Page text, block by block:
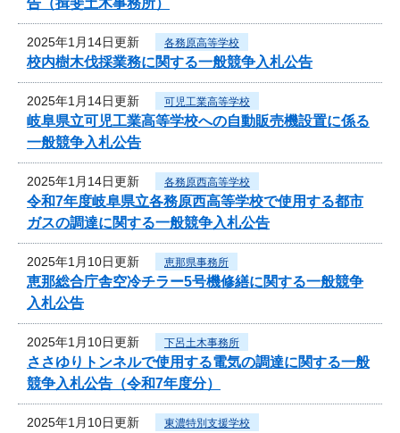
2025年1月14日更新 各務原高等学校
校内樹木伐採業務に関する一般競争入札公告
2025年1月14日更新 可児工業高等学校
岐阜県立可児工業高等学校への自動販売機設置に係る
一般競争入札公告
2025年1月14日更新 各務原西高等学校
令和7年度岐阜県立各務原西高等学校で使用する都市
ガスの調達に関する一般競争入札公告
2025年1月10日更新 恵那県事務所
恵那総合庁舎空冷チラー5号機修繕に関する一般競争
入札公告
2025年1月10日更新 下呂土木事務所
ささゆりトンネルで使用する電気の調達に関する一般
競争入札公告（令和7年度分）
2025年1月10日更新 東濃特別支援学校